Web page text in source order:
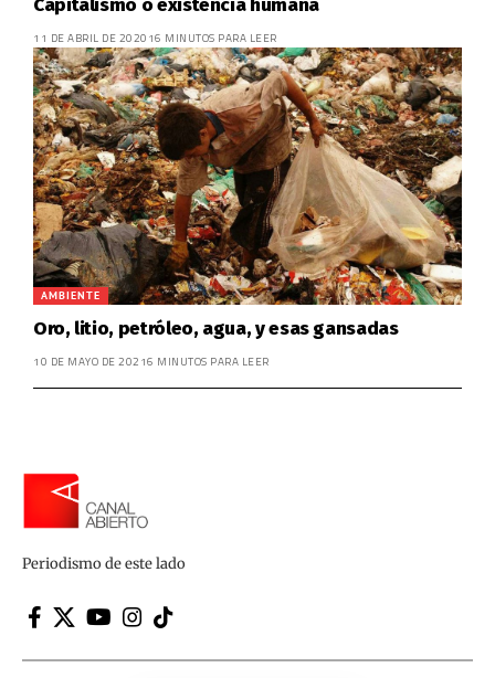
Capitalismo o existencia humana
11 DE ABRIL DE 2020 16 MINUTOS PARA LEER
AMBIENTE
Oro, litio, petróleo, agua, y esas gansadas
10 DE MAYO DE 20216 MINUTOS PARA LEER
Periodismo de este lado